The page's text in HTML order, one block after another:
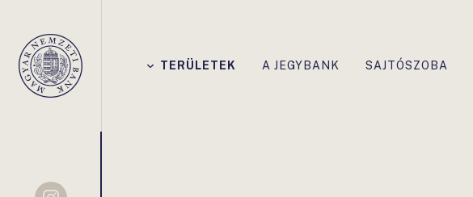
Magyar
Nemzeti
TERÜLETEK A JEGYBANK SAJTÓSZOBA